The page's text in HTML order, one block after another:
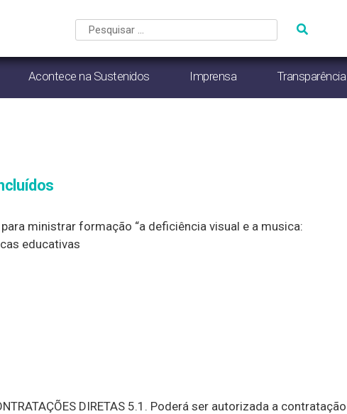
Acontece na Sustenidos Imprensa Transparência
ministrar formação “a deficiência visual e a musica:
educativas
DIRETAS 5.1. Poderá ser autorizada a contratação